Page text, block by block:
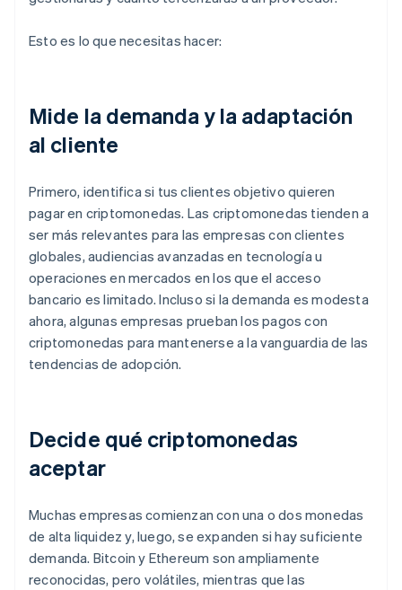
Esto es lo que necesitas hacer:
Mide la demanda y la adaptación
al cliente
Primero, identifica si tus clientes objetivo quieren
pagar en criptomonedas. Las criptomonedas tienden a
ser más relevantes para las empresas con clientes
globales, audiencias avanzadas en tecnología u
operaciones en mercados en los que el acceso
bancario es limitado. Incluso si la demanda es modesta
ahora, algunas empresas prueban los pagos con
criptomonedas para mantenerse a la vanguardia de las
tendencias de adopción.
Decide qué criptomonedas
aceptar
Muchas empresas comienzan con una o dos monedas
de alta liquidez y, luego, se expanden si hay suficiente
demanda. Bitcoin y Ethereum son ampliamente
reconocidas, pero volátiles, mientras que las